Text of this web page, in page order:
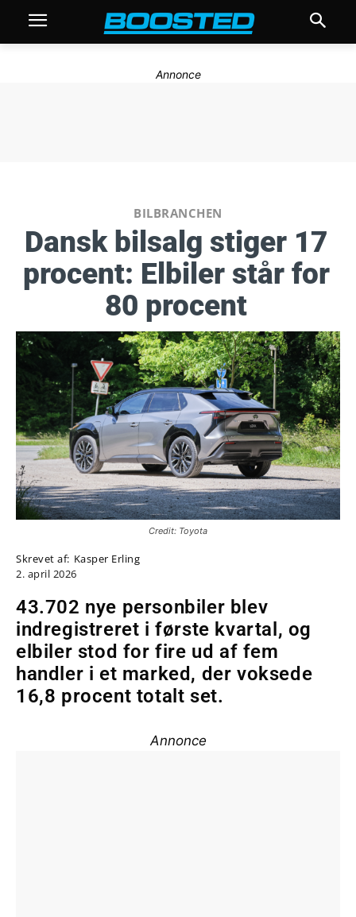
Annonce
BILBRANCHEN
Dansk bilsalg stiger 17
procent: Elbiler står for
80 procent
Credit: Toyota
Skrevet af: Kasper Erling
2. april 2026
43.702 nye personbiler blev
indregistreret i første kvartal, og
elbiler stod for fire ud af fem
handler i et marked, der voksede
16,8 procent totalt set.
Annonce